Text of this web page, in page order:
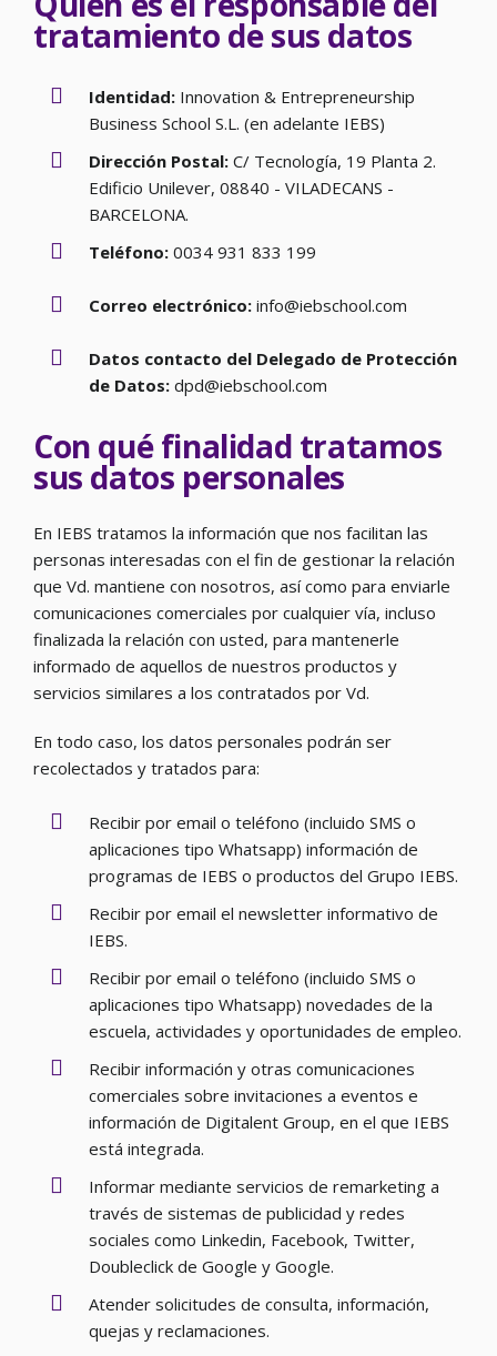
tratamiento de sus datos
Identidad: Innovation & Entrepreneurship
Business School S.L. (en adelante IEBS)
Dirección Postal: C/ Tecnología, 19 Planta 2.
Edificio Unilever, 08840 - VILADECANS -
BARCELONA.
Teléfono: 0034 931 833 199
Correo electrónico: info@iebschool.com
Datos contacto del Delegado de Protección
de Datos: dpd@iebschool.com
Con qué finalidad tratamos
sus datos personales
En IEBS tratamos la información que nos facilitan las
personas interesadas con el fin de gestionar la relación
que Vd. mantiene con nosotros, así como para enviarle
comunicaciones comerciales por cualquier vía, incluso
finalizada la relación con usted, para mantenerle
informado de aquellos de nuestros productos y
servicios similares a los contratados por Vd.
En todo caso, los datos personales podrán ser
recolectados y tratados para:
Recibir por email o teléfono (incluido SMS o
aplicaciones tipo Whatsapp) información de
programas de IEBS o productos del Grupo IEBS.
Recibir por email el newsletter informativo de
IEBS.
Recibir por email o teléfono (incluido SMS o
aplicaciones tipo Whatsapp) novedades de la
escuela, actividades y oportunidades de empleo.
Recibir información y otras comunicaciones
comerciales sobre invitaciones a eventos e
información de Digitalent Group, en el que IEBS
está integrada.
Informar mediante servicios de remarketing a
través de sistemas de publicidad y redes
sociales como Linkedin, Facebook, Twitter,
Doubleclick de Google y Google.
Atender solicitudes de consulta, información,
quejas y reclamaciones.